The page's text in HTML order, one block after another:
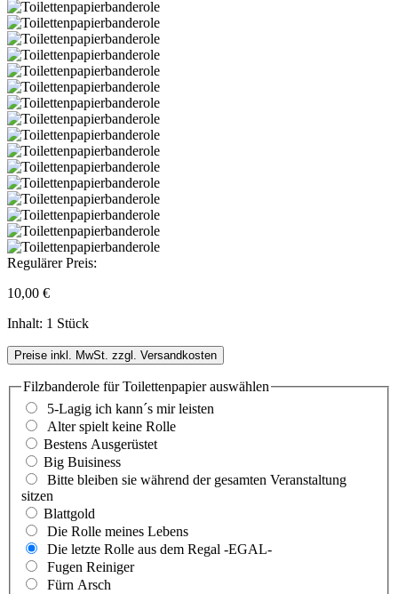
Regulärer Preis:
10,00 €
Inhalt: 1 Stück
Preise inkl. MwSt. zzgl. Versandkosten
Filzbanderole für Toilettenpapierauswählen
5-Lagig ich kann´s mir leisten
Alter spielt keine Rolle
Bestens Ausgerüstet
Big Buisiness
Bitte bleiben sie während der gesamten Veranstaltung
sitzen
Blattgold
Die Rolle meines Lebens
Die letzte Rolle aus dem Regal -EGAL-
Fugen Reiniger
Fürn Arsch